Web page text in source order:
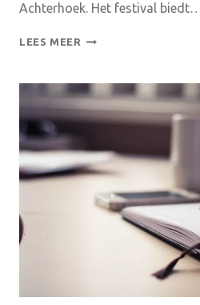
Achterhoek. Het festival
LEES MEER EERSTE
ACHTERHOEK
12
2026